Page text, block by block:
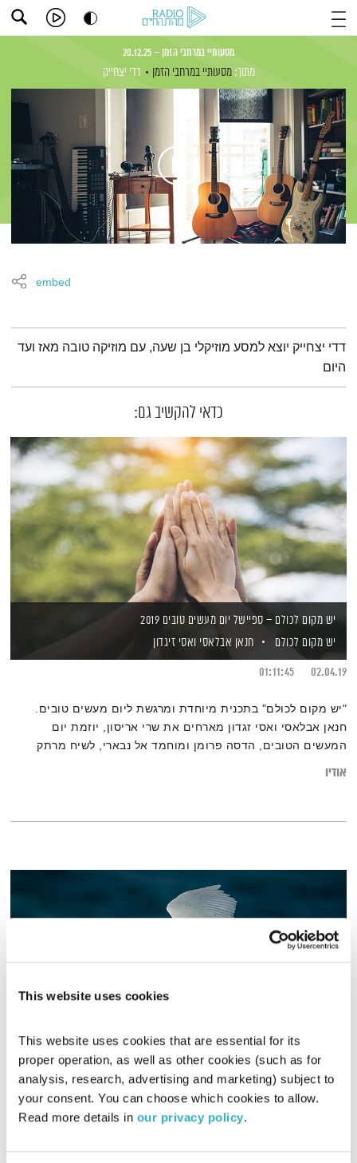
This website uses cookies
This website uses cookies that are essential for its
proper operation, as well as other cookies (such as for
analysis, research, advertising and marketing) subject to
your consent. You can choose which cookies to allow.
Read more details in our privacy policy.
מסעותיי במרחבי הזמן – 20.12.25
מתוך: מסעותיי במרחבי הזמן דדי יצחייק
embed
תמצית הפודקאסט
דדי יצחייק יוצא למסע מוזיקלי בן שעה, עם מוזיקה טובה מאז ועד
היום
כדאי להקשיב גם:
יש מקום לכולם – ספיישל יום מעשים טובים 2019
יש מקום לכולם
חנאן אבלאסי ואסי זיגדון
02.04.19
01:11:45
"יש מקום לכולם" בתכנית מיוחדת ומרגשת ליום מעשים טובים.
חנאן אבלאסי ואסי זגדון מארחים את שרי אריסון, יוזמת יום
המעשים הטובים, הדסה פרומן ומוחמד אל נבארי, לשיח מרתק
אודיו
שירה טבעונית
שיר לשירה
הדס גלעד
18.03.13
01:02:02